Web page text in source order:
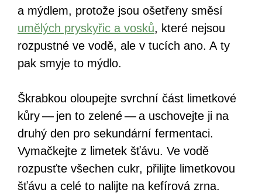
a mýdlem, protože jsou ošetřeny směsí
umělých pryskyřic a vosků, které nejsou
rozpustné ve vodě, ale v tucích ano. A ty
pak smyje to mýdlo.
Škrabkou oloupejte svrchní část limetkové
kůry — jen to zelené — a uschovejte ji na
druhý den pro sekundární fermentaci.
Vymačkejte z limetek šťávu. Ve vodě
rozpusťte všechen cukr, přilijte limetkovou
šťávu a celé to nalijte na kefírová zrna.